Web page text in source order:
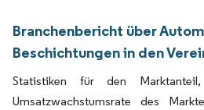
Branchenbericht über
Beschichtungen in den
Statistiken für den
Umsatzwachstumsrate des